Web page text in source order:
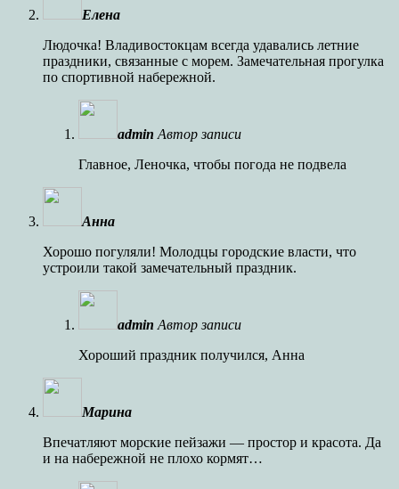
Елена
Людочка! Владивостокцам всегда удавались летние
праздники, связанные с морем. Замечательная прогулка
по спортивной набережной.
admin Автор записи
Главное, Леночка, чтобы погода не подвела
Анна
Хорошо погуляли! Молодцы городские власти, что
устроили такой замечательный праздник.
admin Автор записи
Хороший праздник получился, Анна
Марина
Впечатляют морские пейзажи — простор и красота. Да
и на набережной не плохо кормят…